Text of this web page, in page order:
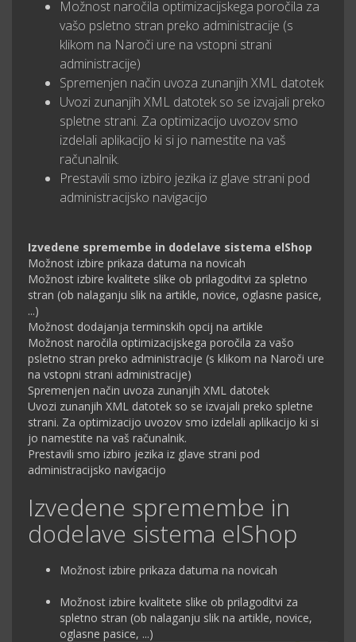
Možnost naročila optimizacijskega poročila za
vašo psletno stran preko administracije (s
klikom na Naroči ure na vstopni strani
administracije)
Spremenjen način uvoza zunanjih XML datotek
Uvozi zunanjih XML datotek so se izvajali preko
spletne strani. Za optimizacijo uvozov smo
izdelali aplikacijo ki si jo namestite na vaš
računalnik.
Prestavili smo izbiro jezika iz glave strani pod
administracijsko navigacijo
Izvedene spremembe in dodelave sistema elShop
Možnost izbire prikaza datuma na novicah
Možnost izbire kvalitete slike ob prilagoditvi za spletno
stran (ob nalaganju slik na artikle, novice, oglasne pasice,
...)
Možnost dodajanja terminskih opcij na artikle
Možnost naročila optimizacijskega poročila za vašo
psletno stran preko administracije (s klikom na Naroči ure
na vstopni strani administracije)
Spremenjen način uvoza zunanjih XML datotek
Uvozi zunanjih XML datotek so se izvajali preko spletne
strani. Za optimizacijo uvozov smo izdelali aplikacijo ki si
jo namestite na vaš računalnik.
Prestavili smo izbiro jezika iz glave strani pod
administracijsko navigacijo
Izvedene spremembe in
dodelave sistema elShop
Možnost izbire prikaza datuma na novicah
Možnost izbire kvalitete slike ob prilagoditvi za
spletno stran (ob nalaganju slik na artikle, novice,
oglasne pasice, ...)